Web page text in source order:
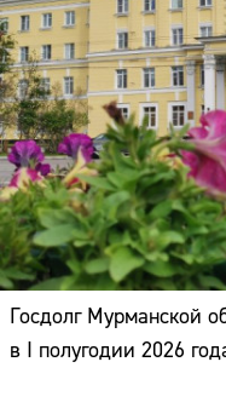
Госдолг Мурманской
в I полугодии 2026